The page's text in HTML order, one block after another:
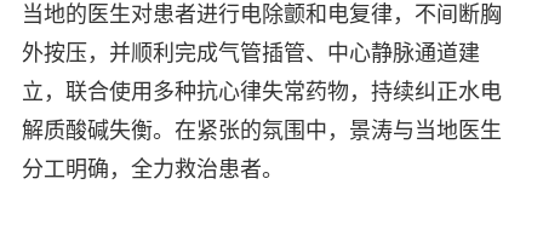
当地的医生对患者进行电除颤和电复律，不间断胸
外按压，并顺利完成气管插管、中心静脉通道建
立，联合使用多种抗心律失常药物，持续纠正水电
解质酸碱失衡。在紧张的氛围中，景涛与当地医生
分工明确，全力救治患者。